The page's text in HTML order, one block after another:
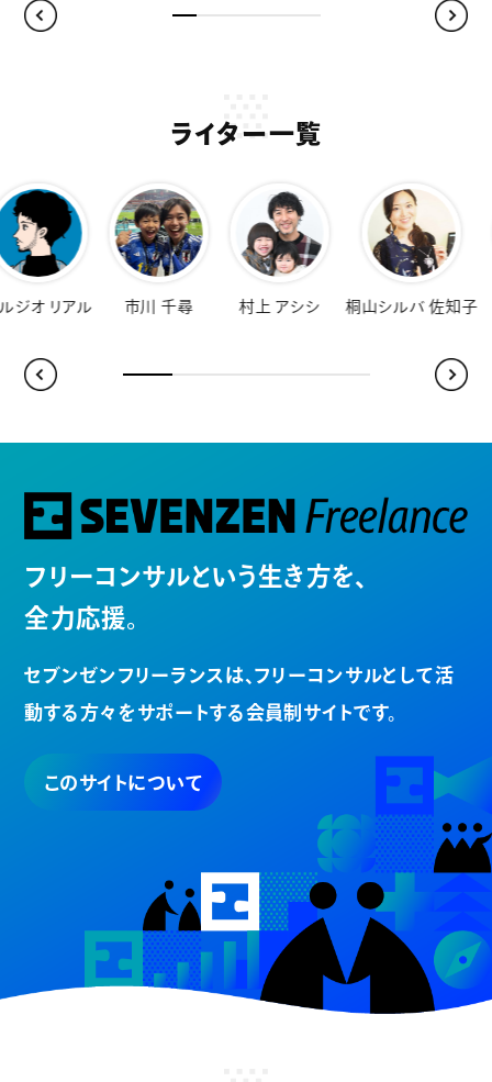
ライター一覧
リアル 市川 千尋 村上 アシシ 桐山シルバ 佐知子
フリーコンサルという生き方を、
全力応援。
セブンゼンフリーランスは、 フリーコンサルとして活
動する方々を サポートする会員制サイトです。
このサイトについて